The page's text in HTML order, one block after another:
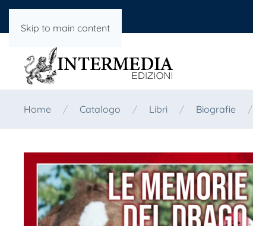
Skip to main content
Home Catalogo Libri Biografie